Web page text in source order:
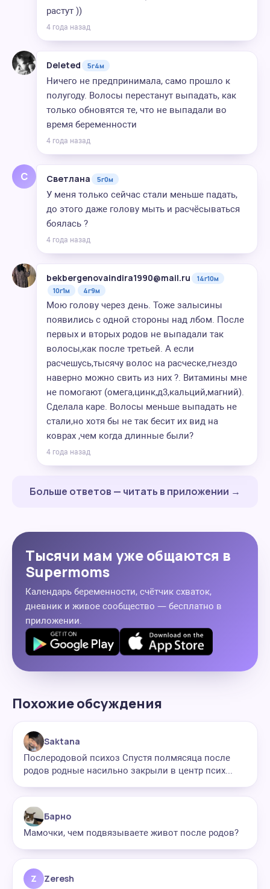
растут ))
4 года назад
Deleted 5г4м
Ничего не предпринимала, само прошло к
полугоду. Волосы перестанут выпадать, как
только обновятся те, что не выпадали во
время беременности
4 года назад
С Светлана 5г0м
У меня только сейчас стали меньше падать,
до этого даже голову мыть и расчёсываться
боялась ?
4 года назад
bekbergenovaindira1990@mail.ru
14г10м
10г1м
4г9м
Мою голову через день. Тоже залысины
появились с одной стороны над лбом. После
первых и вторых родов не выпадали так
волосы,как после третьей. А если
расчешусь,тысячу волос на расческе,гнездо
наверно можно свить из них ?. Витамины мне
не помогают (омега,цинк,д3,кальций,магний).
Сделала каре. Волосы меньше выпадать не
стали,но хотя бы не так бесит их вид на
коврах ,чем когда длинные были?
4 года назад
Больше ответов — читать в приложении →
Тысячи мам уже общаются в
Supermoms
Календарь беременности, счётчик схваток,
дневник и живое сообщество — бесплатно в
приложении.
Похожие обсуждения
Saktana
Послеродовой психоз Спустя полмясяца после
родов родные насильно закрыли в центр псих...
Барно
Мамочки, чем подвязываете живот после родов?
Z Zeresh